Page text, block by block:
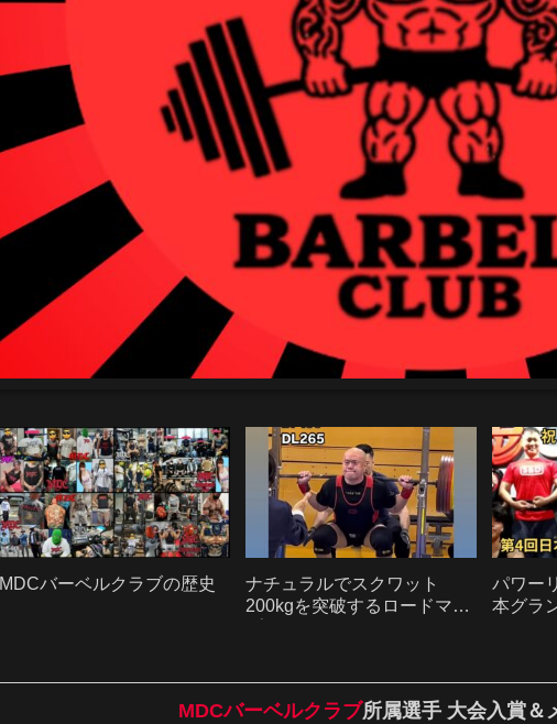
MDCバーベルクラブの歴史
ナチュラルでスクワット
200kgを突破するロードマッ
パワー
本グラ
MDCバーベルクラブ所属選手 大会入賞＆